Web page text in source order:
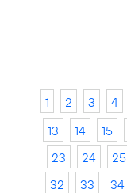
1 2 3 4
13
14 15
23
24 25
32
33 34